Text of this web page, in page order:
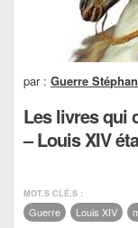
par :Guerre
Les livres qui
– Louis XIV
MOT.S CLÉ.S :
Guerre Louis XIV